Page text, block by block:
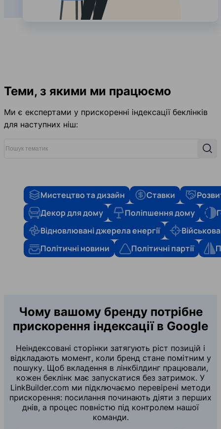
Теми, з якими ми працюємо
Ми є експертами у прискоренні індексації беклінків
для наступних ніш:
Мистецтво та дизайн Ставки
Декор для дому
Поліпшення дому
Відновлювані джерела енергії
Політичні новини
Політичні партії
Чому вашому бренду потрібне
прискорення індексації в Google
Неіндексовані сторінки затягують ріст позицій і
відкладають момент, коли бренд стане помітним у
пошуку. Щоб вкладення в лінкбілдинг працювали,
кожен беклінк має запускатися без затримок. У
LinkBuilder.com ми підключаємо перевірені методи
прискорення: посилання починають діяти з перших
днів, а процес повністю під контролем нашої
команди.